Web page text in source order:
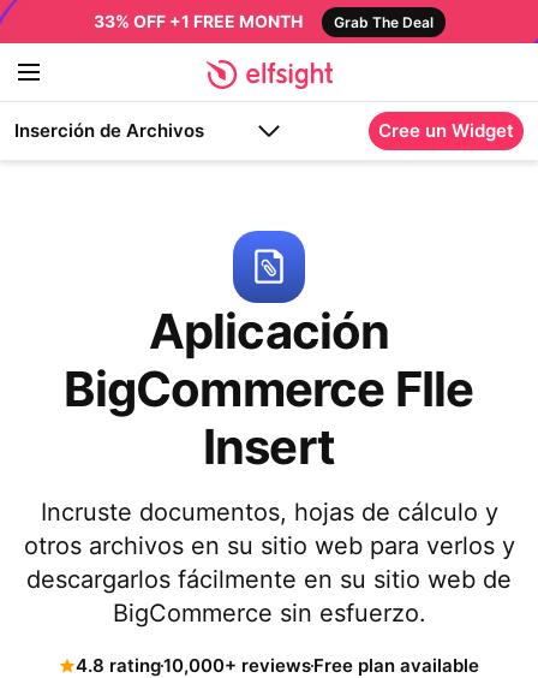
33% OFF +1 FREE MONTH Grab The Deal
Inserción de Archivos Cree un Widget
Aplicación
BigCommerce FIle
Insert
Incruste documentos, hojas de cálculo y
otros archivos en su sitio web para verlos y
descargarlos fácilmente en su sitio web de
BigCommerce sin esfuerzo.
4.8 rating10,000+ reviewsFree plan available